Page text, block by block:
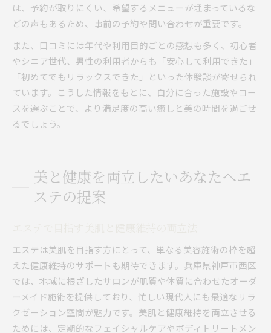
は、予約が取りにくい、希望するメニューが埋まっているな
どの声もあるため、事前の予約や問い合わせが重要です。
また、口コミには年代や利用目的ごとの感想も多く、初心者
やシニア世代、男性の利用者からも「安心して利用できた」
「初めてでもリラックスできた」といった体験談が寄せられ
ています。こうした情報をもとに、自分に合った施設やコー
スを選ぶことで、より満足度の高い癒しと美の時間を過ごせ
るでしょう。
美と健康を両立したいあなたへエ
ステの提案
エステは美肌を目指す方にとって、単なる美容施術の枠を超
えた健康維持のサポートも期待できます。兵庫県神戸市西区
では、地域に根ざしたサロンが肌質や体質に合わせたオーダ
ーメイド施術を提供しており、忙しい現代人にも最適なリラ
クゼーション空間が魅力です。美肌と健康維持を両立させる
ためには、定期的なフェイシャルケアやボディトリートメン